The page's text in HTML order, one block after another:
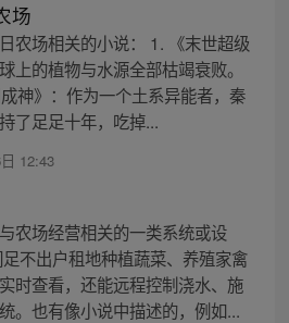
场
农场相关的小说： 1. 《末世超级
上的植物与水源全部枯竭衰败。
神》：作为一个土系异能者，秦
了足足十年，吃掉...
12:43
农场经营相关的一类系统或设
不出户租地种植蔬菜、养殖家禽
时查看，还能远程控制浇水、施
。也有像小说中描述的，例如...